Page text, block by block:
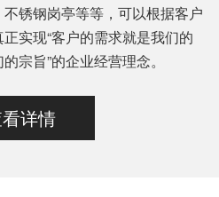
锈钢岗亭等等，可以根据客户
实现“客户的需求就是我们的
宗旨”的企业经营理念。
详情